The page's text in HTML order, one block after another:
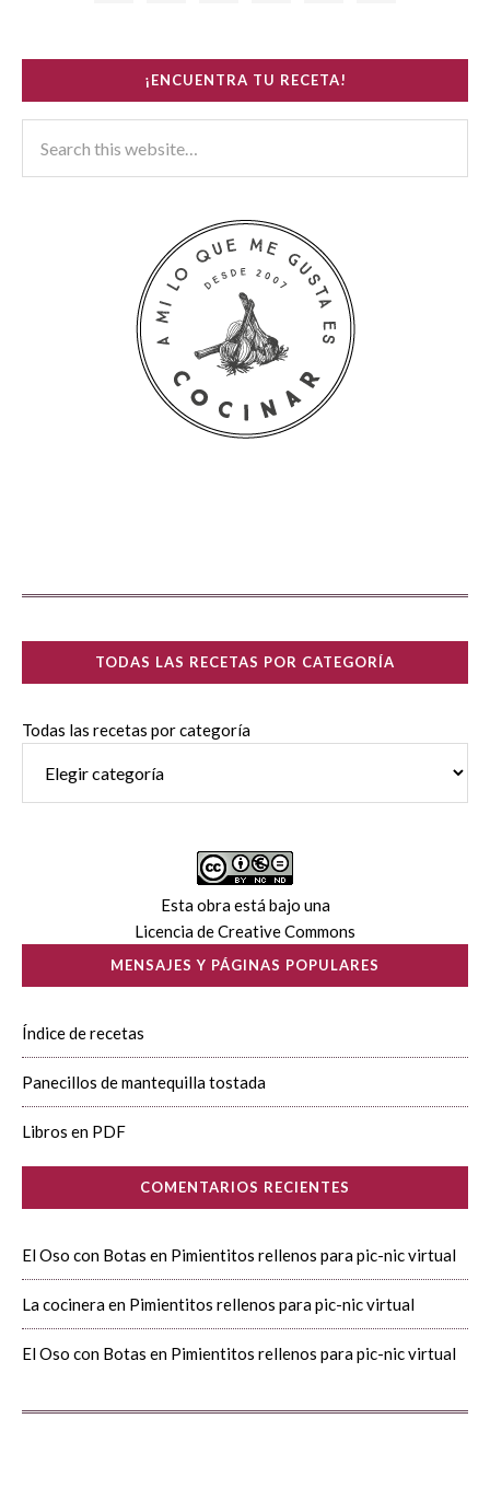
¡ENCUENTRA TU RECETA!
TODAS LAS RECETAS POR CATEGORÍA
Todas las recetas por categoría
Esta obra está bajo una
Licencia de Creative Commons
MENSAJES Y PÁGINAS POPULARES
Índice de recetas
Panecillos de mantequilla tostada
Libros en PDF
COMENTARIOS RECIENTES
El Oso con Botas en Pimientitos rellenos para pic-nic virtual
La cocineraen Pimientitos rellenos para pic-nic virtual
El Oso con Botas en Pimientitos rellenos para pic-nic virtual